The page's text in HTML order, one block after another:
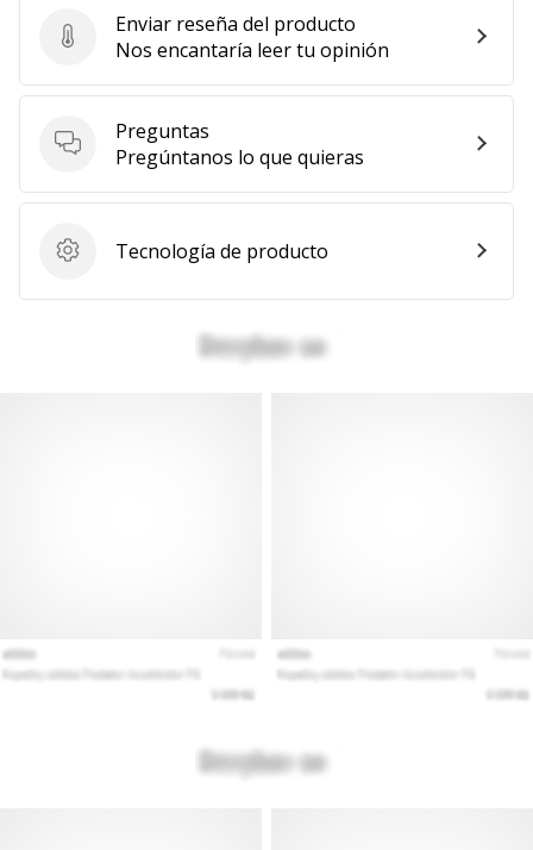
Enviar reseña del producto
Enviar reseña del producto
Nos encantaría leer tu opinión
Preguntas
Preguntas
Pregúntanos lo que quieras
Tecnología de producto
Tecnología de producto